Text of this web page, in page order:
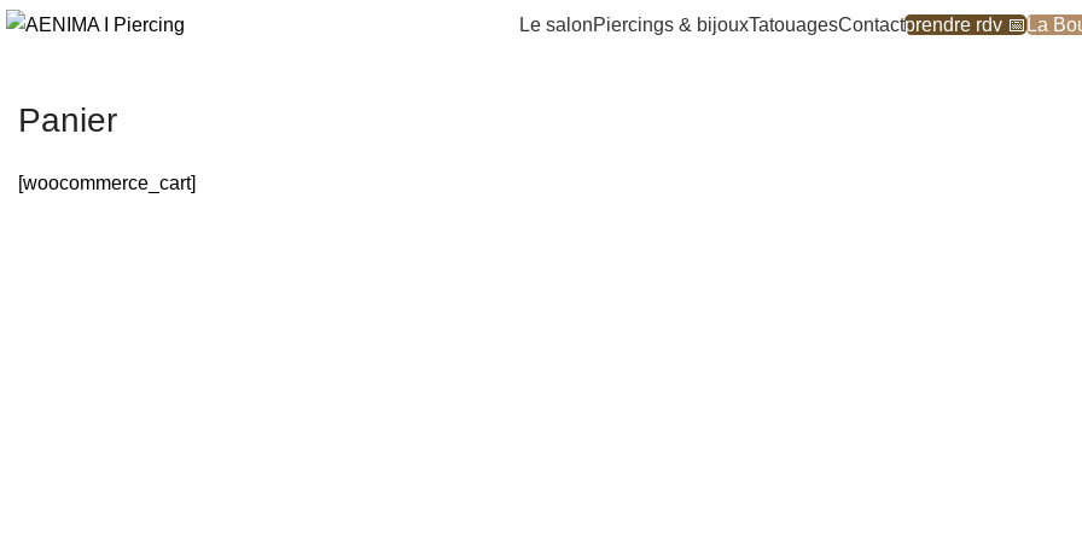
Le salonPiercings & bijouxTatouagesContactprendre rdv 📅La
Panier
[woocommerce_cart]